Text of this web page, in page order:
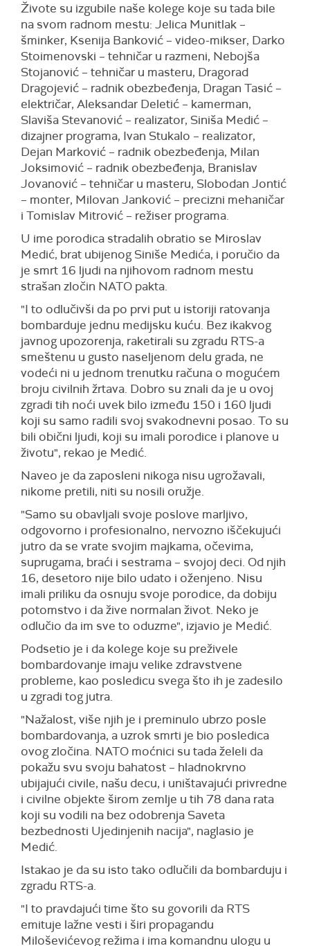
Živote su izgubile naše kolege koje su tada bile
na svom radnom mestu: Jelica Munitlak –
šminker, Ksenija Banković – video-mikser, Darko
Stoimenovski – tehničar u razmeni, Nebojša
Stojanović – tehničar u masteru, Dragorad
Dragojević – radnik obezbeđenja, Dragan Tasić –
električar, Aleksandar Deletić – kamerman,
Slaviša Stevanović – realizator, Siniša Medić –
dizajner programa, Ivan Stukalo – realizator,
Dejan Marković – radnik obezbeđenja, Milan
Joksimović – radnik obezbeđenja, Branislav
Jovanović – tehničar u masteru, Slobodan Jontić
– monter, Milovan Janković – precizni mehaničar
i Tomislav Mitrović – režiser programa.
U ime porodica stradalih obratio se Miroslav
Medić, brat ubijenog Siniše Medića, i poručio da
je smrt 16 ljudi na njihovom radnom mestu
strašan zločin NATO pakta.
"I to odlučivši da po prvi put u istoriji ratovanja
bombarduje jednu medijsku kuću. Bez ikakvog
javnog upozorenja, raketirali su zgradu RTS-a
smeštenu u gusto naseljenom delu grada, ne
vodeći ni u jednom trenutku računa o mogućem
broju civilnih žrtava. Dobro su znali da je u ovoj
zgradi tih noći uvek bilo između 150 i 160 ljudi
koji su samo radili svoj svakodnevni posao. To su
bili obični ljudi, koji su imali porodice i planove u
životu", rekao je Medić.
Naveo je da zaposleni nikoga nisu ugrožavali,
nikome pretili, niti su nosili oružje.
"Samo su obavljali svoje poslove marljivo,
odgovorno i profesionalno, nervozno iščekujući
jutro da se vrate svojim majkama, očevima,
suprugama, braći i sestrama – svojoj deci. Od njih
16, desetoro nije bilo udato i oženjeno. Nisu
imali priliku da osnuju svoje porodice, da dobiju
potomstvo i da žive normalan život. Neko je
odlučio da im sve to oduzme", izjavio je Medić.
Podsetio je i da kolege koje su preživele
bombardovanje imaju velike zdravstvene
probleme, kao posledicu svega što ih je zadesilo
u zgradi tog jutra.
"Nažalost, više njih je i preminulo ubrzo posle
bombardovanja, a uzrok smrti je bio posledica
ovog zločina. NATO moćnici su tada želeli da
pokažu svu svoju bahatost – hladnokrvno
ubijajući civile, našu decu, i uništavajući privredne
i civilne objekte širom zemlje u tih 78 dana rata
koji su vodili na bez odobrenja Saveta
bezbednosti Ujedinjenih nacija", naglasio je
Medić.
Istakao je da su isto tako odlučili da bombarduju i
zgradu RTS-a.
"I to pravdajući time što su govorili da RTS
emituje lažne vesti i širi propagandu
Miloševićevog režima i ima komandnu ulogu u